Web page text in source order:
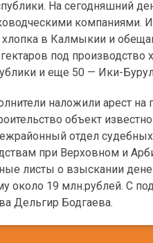
На сегодняшний
компаниями.
в Калмыкии и
под производство
и еще 50 — Ики-
наложили арест на
объект
отдел
при Верховном и
листы о взыскании
около 19 млн.рублей. С
Дельгир Бодгаева.